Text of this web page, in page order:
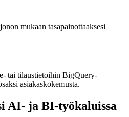
mukaan tasapainottaaksesi
tai tilaustietoihin BigQuery-
asiakaskokemusta.
AI- ja BI-työkaluissa